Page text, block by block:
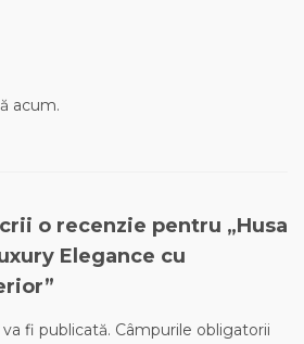
acum.
o recenzie pentru „Husa
Elegance cu
fi publicată. Câmpurile obligatorii